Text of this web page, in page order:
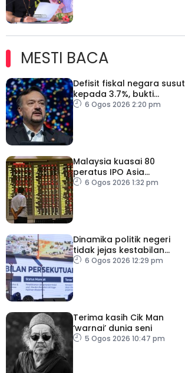
MESTI BACA
Defisit fiskal negara susut
kepada 3.7%, bukti
keyakinan pelabur masih
6 Ogos 2026 2:20 pm
Malaysia kuasai 80
peratus IPO Asia
Tenggara, kumpul AS$1.4
6 Ogos 2026 1:32 pm
Dinamika politik negeri
tidak jejas kestabilan
Kerajaan Perpaduan
6 Ogos 2026 12:29 pm
Terima kasih Cik Man
‘warnai’ dunia seni
5 Ogos 2026 10:47 pm